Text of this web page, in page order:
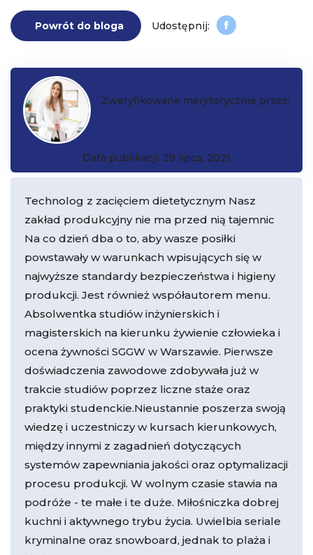
Powrót do bloga
Zweryfikowane merytorycznie przez:
Data publikacji: 29 lipca, 2021
Technolog z zacięciem dietetycznym Nasz
zakład produkcyjny nie ma przed nią tajemnic
Na co dzień dba o to, aby wasze posiłki
powstawały w warunkach wpisujących się w
najwyższe standardy bezpieczeństwa i higieny
produkcji. Jest również współautorem menu.
Absolwentka studiów inżynierskich i
magisterskich na kierunku żywienie człowieka i
ocena żywności SGGW w Warszawie. Pierwsze
doświadczenia zawodowe zdobywała już w
trakcie studiów poprzez liczne staże oraz
praktyki studenckie.Nieustannie poszerza swoją
wiedzę i uczestniczy w kursach kierunkowych,
między innymi z zagadnień dotyczących
systemów zapewniania jakości oraz optymalizacji
procesu produkcji. W wolnym czasie stawia na
podróże - te małe i te duże. Miłośniczka dobrej
kuchni i aktywnego trybu życia. Uwielbia seriale
kryminalne oraz snowboard, jednak to plaża i